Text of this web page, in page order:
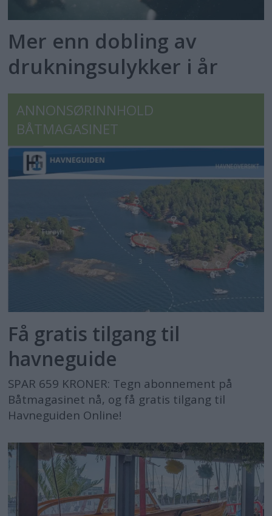
Mer enn dobling av
drukningsulykker i år
ANNONSØRINNHOLD
BÅTMAGASINET
Få gratis tilgang til
havneguide
SPAR 659 KRONER: Tegn abonnement på
Båtmagasinet nå, og få gratis tilgang til
Havneguiden Online!